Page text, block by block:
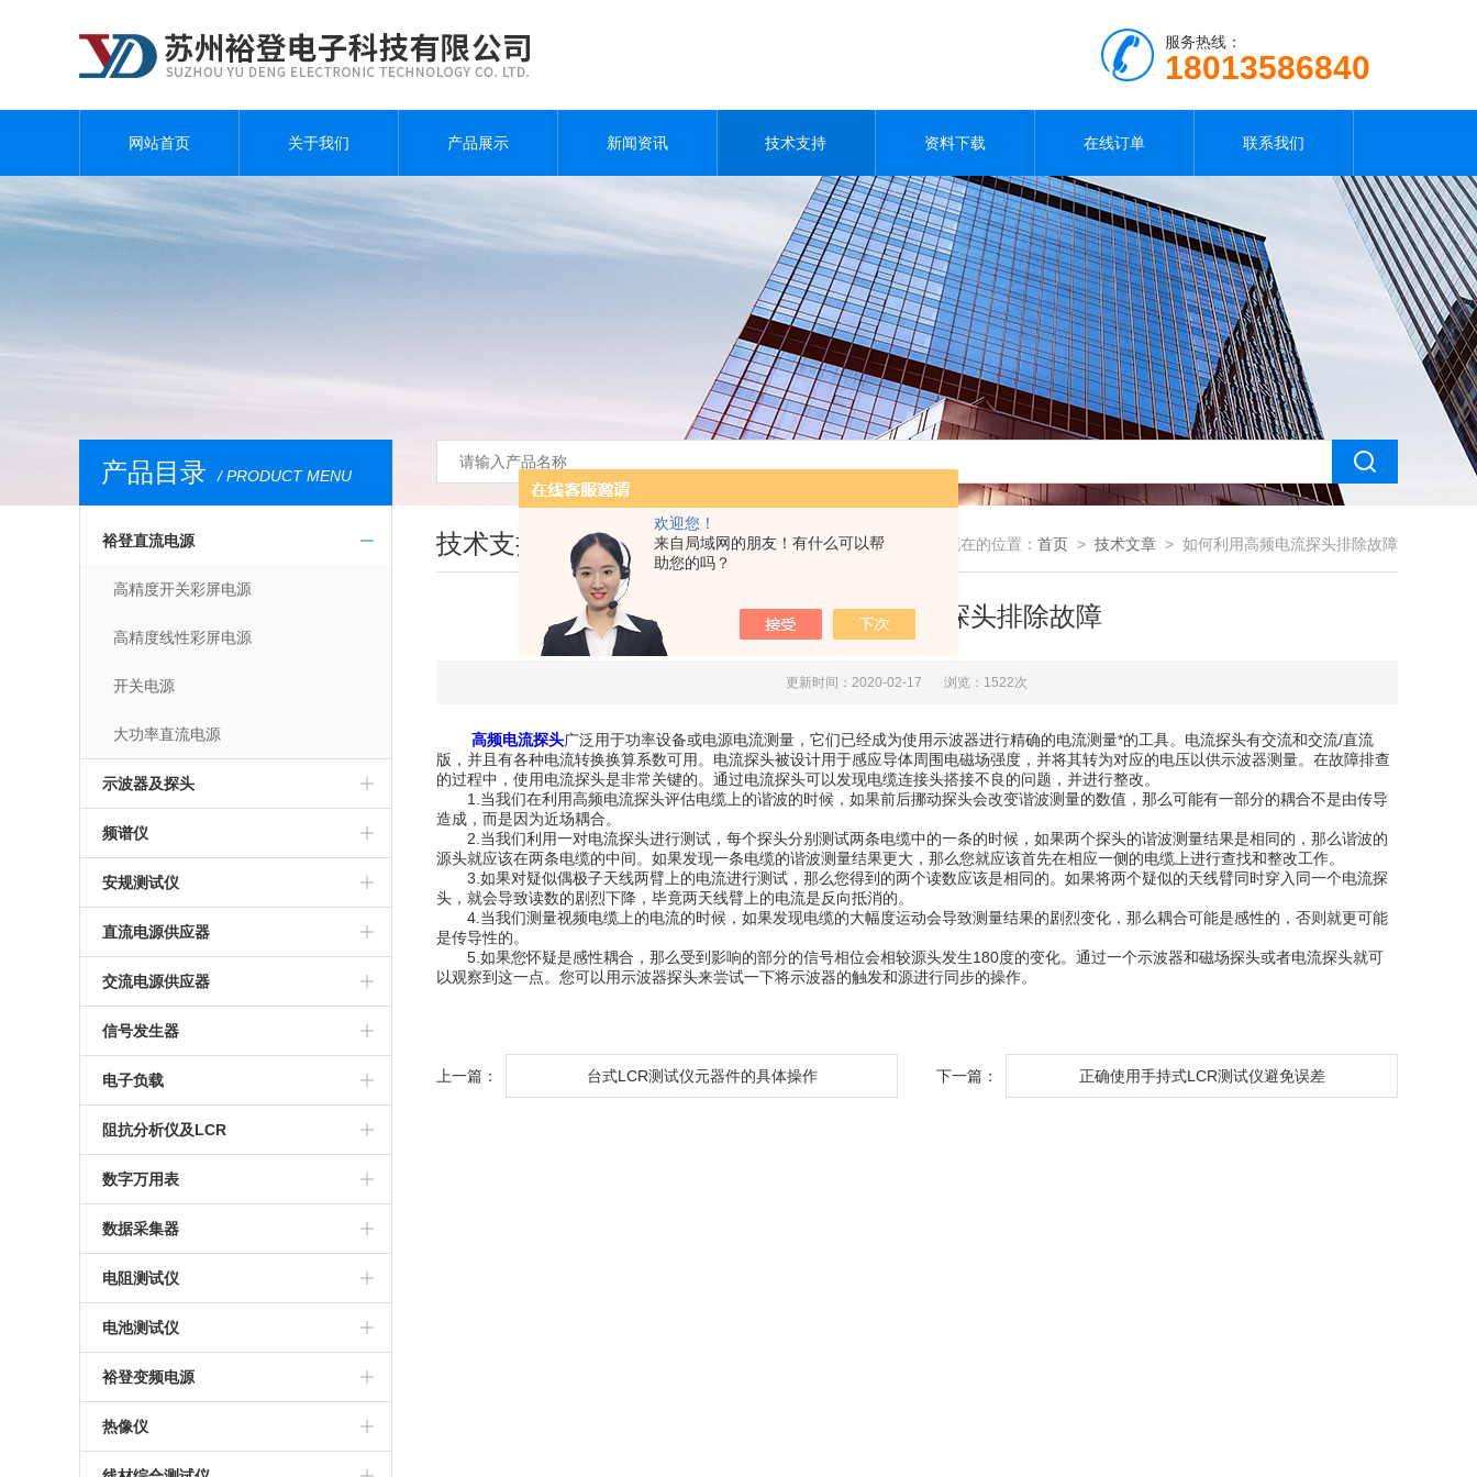
欢迎您！
来自局域网的朋友！有什么可以帮
助您的吗？
服务热线：
18013586840
网站首页 关于我们 产品展示 新闻资讯 技术支持 资料下载 在线订单 联系我们
产品目录 / PRODUCT MENU
裕登直流电源
高精度开关彩屏电源
高精度线性彩屏电源
开关电源
大功率直流电源
示波器及探头
频谱仪
安规测试仪
直流电源供应器
交流电源供应器
信号发生器
电子负载
阻抗分析仪及LCR
数字万用表
数据采集器
电阻测试仪
电池测试仪
裕登变频电源
热像仪
技术支持 您现在的位置： 首页 > 技术文章 > 如何利用高频电流探头排除故障
如何利用高频电流探头排除故障
更新时间：2020-02-17 浏览：1522次
高频电流探头广泛用于功率设备或电源电流测量，它们已经成为使用示波器进行精确的电流测量*的工具。电流探头有交流和交流/直流
版，并且有各种电流转换换算系数可用。电流探头被设计用于感应导体周围电磁场强度，并将其转为对应的电压以供示波器测量。在故障排查
的过程中，使用电流探头是非常关键的。通过电流探头可以发现电缆连接头搭接不良的问题，并进行整改。
1.当我们在利用高频电流探头评估电缆上的谐波的时候，如果前后挪动探头会改变谐波测量的数值，那么可能有一部分的耦合不是由传导
造成，而是因为近场耦合。
2.当我们利用一对电流探头进行测试，每个探头分别测试两条电缆中的一条的时候，如果两个探头的谐波测量结果是相同的，那么谐波的
源头就应该在两条电缆的中间。如果发现一条电缆的谐波测量结果更大，那么您就应该首先在相应一侧的电缆上进行查找和整改工作。
3.如果对疑似偶极子天线两臂上的电流进行测试，那么您得到的两个读数应该是相同的。如果将两个疑似的天线臂同时穿入同一个电流探
头，就会导致读数的剧烈下降，毕竟两天线臂上的电流是反向抵消的。
4.当我们测量视频电缆上的电流的时候，如果发现电缆的大幅度运动会导致测量结果的剧烈变化，那么耦合可能是感性的，否则就更可能
是传导性的。
5.如果您怀疑是感性耦合，那么受到影响的部分的信号相位会相较源头发生180度的变化。通过一个示波器和磁场探头或者电流探头就可
以观察到这一点。您可以用示波器探头来尝试一下将示波器的触发和源进行同步的操作。
上一篇： 台式LCR测试仪元器件的具体操作 下一篇： 正确使用手持式LCR测试仪避免误差